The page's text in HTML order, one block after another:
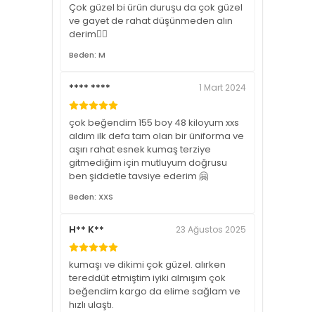
Çok güzel bi ürün duruşu da çok güzel
ve gayet de rahat düşünmeden alın
derim👌🏼
Beden: M
**** **** 1 Mart 2024
çok beğendim 155 boy 48 kiloyum xxs
aldım ilk defa tam olan bir üniforma ve
aşırı rahat esnek kumaş terziye
gitmediğim için mutluyum doğrusu
ben şiddetle tavsiye ederim 🤗
Beden: XXS
H** K** 23 Ağustos 2025
kumaşı ve dikimi çok güzel. alırken
tereddüt etmiştim iyiki almışım çok
beğendim kargo da elime sağlam ve
hızlı ulaştı.